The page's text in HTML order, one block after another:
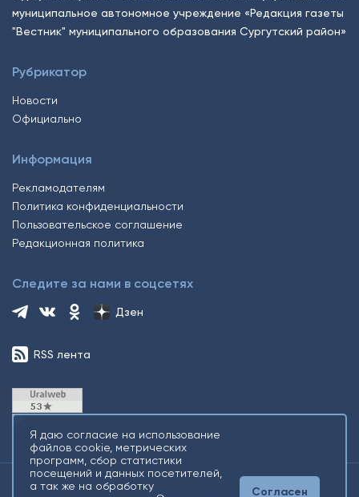
муниципальное автономное учреждение «Редакция газеты
"Вестник" муниципального образования Сургутский район»
Рубрикатор
Новости
Официально
Информация
Рекламодателям
Политика конфиденциальности
Пользовательское соглашение
Редакционная политика
Следите за нами в соцсетях
Дзен
RSS лента
2026 © Все права защищены. Сетевое издание Информационное
Я даю согласие на использование
файлов cookie, метрических
программ, сбор статистики
посещений и данных посетителей,
а так же на обработку
Согласен